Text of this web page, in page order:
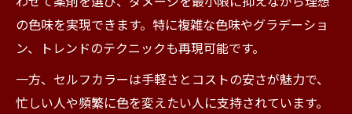
の色味を実現できます。特に複雑な色味やグラデーショ
ン、トレンドのテクニックも再現可能です。
一方、セルフカラーは手軽さとコストの安さが魅力で、
忙しい人や頻繁に色を変えたい人に支持されています。